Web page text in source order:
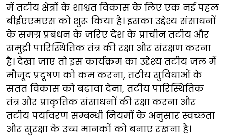
में तटीय क्षेत्रों के शाश्वत विकास के लिए एक नई पहल
बीईएएमएस को शुरू किया है। इसका उद्देश्य संसाधनों
के समग्र प्रबंधन के जरिए देश के प्राचीन तटीय और
समुद्री पारिस्थितिक तंत्र की रक्षा और संरक्षण करना
है। देखा जाए तो इस कार्यक्रम का उद्देश्य तटीय जल में
मौजूद प्रदूषण को कम करना, तटीय सुविधाओं के
सतत विकास को बढ़ावा देना, तटीय पारिस्थितिक
तंत्र और प्राकृतिक संसाधनों की रक्षा करना और
तटीय पर्यावरण सम्बन्धी नियमों के अनुसार स्वच्छता
और सुरक्षा के उच्च मानकों को बनाए रखना है।